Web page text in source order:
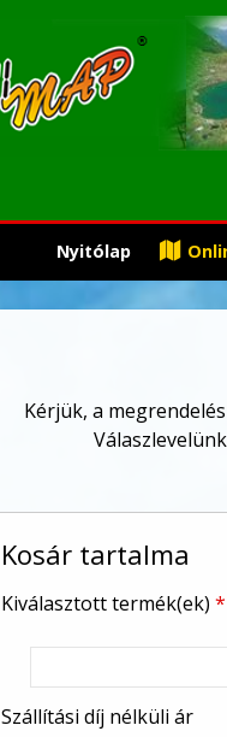
Nyitólap
Kérjük, a
-
-
Kosár tartalma
Kiválasztott termék(ek) *
Szállítási díj nélküli ár